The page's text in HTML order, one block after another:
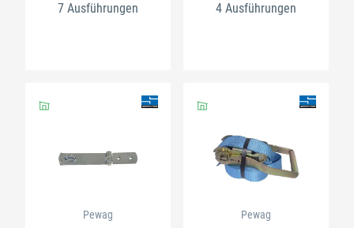
7 Ausführungen 4 Ausführungen
Pewag Pewag